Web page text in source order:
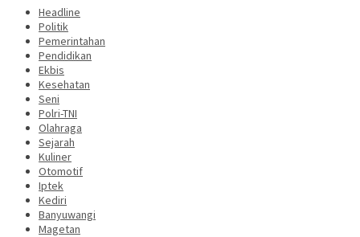
Headline
Politik
Pemerintahan
Pendidikan
Ekbis
Kesehatan
Seni
Polri-TNI
Olahraga
Sejarah
Kuliner
Otomotif
Iptek
Kediri
Banyuwangi
Magetan